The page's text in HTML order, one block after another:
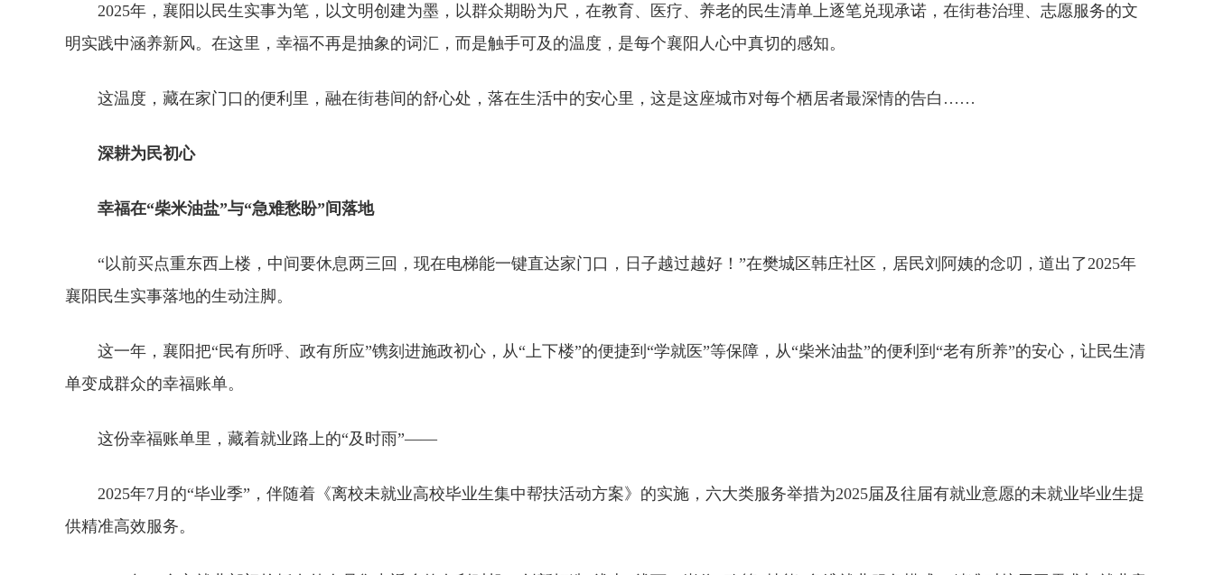
2025年，襄阳以民生实事为笔，以文明创建为墨，以群众期盼为尺，在教育、医疗、养老的民生清单上逐笔兑现承诺，在街巷治理、志愿服务的文
明实践中涵养新风。在这里，幸福不再是抽象的词汇，而是触手可及的温度，是每个襄阳人心中真切的感知。
这温度，藏在家门口的便利里，融在街巷间的舒心处，落在生活中的安心里，这是这座城市对每个栖居者最深情的告白……
深耕为民初心
幸福在“柴米油盐”与“急难愁盼”间落地
“以前买点重东西上楼，中间要休息两三回，现在电梯能一键直达家门口，日子越过越好！”在樊城区韩庄社区，居民刘阿姨的念叨，道出了2025年
襄阳民生实事落地的生动注脚。
这一年，襄阳把“民有所呼、政有所应”镌刻进施政初心，从“上下楼”的便捷到“学就医”等保障，从“柴米油盐”的便利到“老有所养”的安心，让民生清
单变成群众的幸福账单。
这份幸福账单里，藏着就业路上的“及时雨”——
2025年7月的“毕业季”，伴随着《离校未就业高校毕业生集中帮扶活动方案》的实施，六大类服务举措为2025届及往届有就业意愿的未就业毕业生提
供精准高效服务。